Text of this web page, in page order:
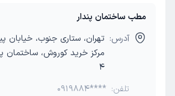
مطب ساختمان پندار
آدرس: تهران، ستاری جنوب، خیابان
4
تلفن: 0919884****